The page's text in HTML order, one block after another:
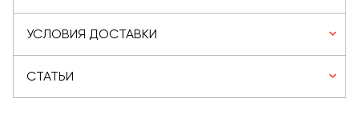
УСЛОВИЯ ДОСТАВКИ
СТАТЬИ